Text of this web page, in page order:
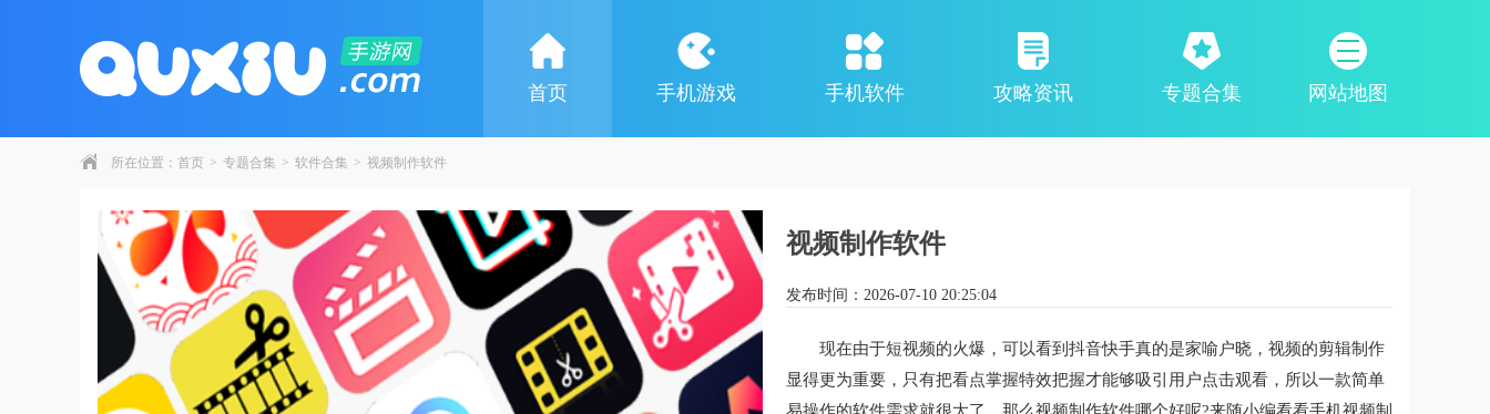
网站地图
首页 手机游戏 手机软件 攻略资讯 专题合集
所在位置： 首页 > 专题合集 > 软件合集 > 视频制作软件
视频制作软件
发布时间： 2026-07-10 20:25:04
现在由于短视频的火爆，可以看到抖音快手真的是家喻户晓，视频的剪辑制作
显得更为重要，只有把看点掌握特效把握才能够吸引用户点击观看，所以一款简单